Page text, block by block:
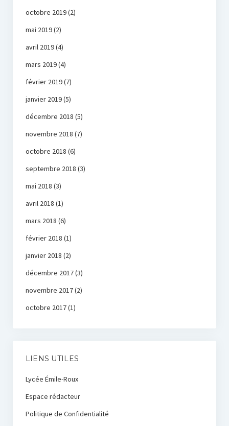
octobre 2019(2)
mai 2019(2)
avril 2019(4)
mars 2019(4)
février 2019(7)
janvier 2019(5)
décembre 2018 (5)
novembre 2018 (7)
octobre 2018 (6)
septembre 2018 (3)
mai 2018 (3)
avril 2018 (1)
mars 2018 (6)
février 2018 (1)
janvier 2018 (2)
décembre 2017(3)
novembre 2017(2)
octobre 2017(1)
LIENS UTILES
Lycée Émile-Roux
Espace rédacteur
Politique de Confidentialité